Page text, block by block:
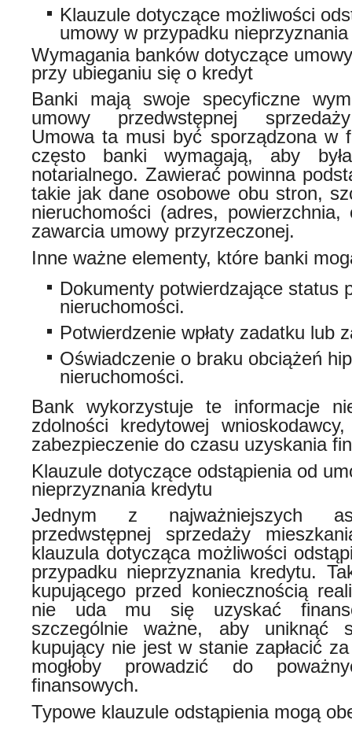
Klauzule dotyczące możliwości
umowy w przypadku
Wymagania banków dotyczące
przy ubieganiu się o kredyt
Banki mają swoje specyficzne
umowy przedwstępnej
Umowa ta musi być sporządzona w
często banki wymagają, aby
notarialnego. Zawierać powinna
takie jak dane osobowe obu stron,
nieruchomości (adres,
zawarcia umowy przyrzeczonej.
Inne ważne elementy, które banki
Dokumenty potwierdzające status
nieruchomości.
Potwierdzenie wpłaty zadatku lub
Oświadczenie o braku obciążeń
nieruchomości.
Bank wykorzystuje te informacje
zdolności kredytowej
zabezpieczenie do czasu uzyskania
Klauzule dotyczące odstąpienia od
nieprzyznania kredytu
Jednym z najważniejszych
przedwstępnej sprzedaży
klauzula dotycząca możliwości
przypadku nieprzyznania kredytu.
kupującego przed koniecznością
nie uda mu się uzyskać
szczególnie ważne, aby uniknąć
kupujący nie jest w stanie zapłacić
mogłoby prowadzić do
finansowych.
Typowe klauzule odstąpienia mogą